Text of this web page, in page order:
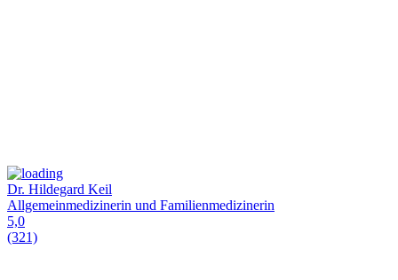
Dr. Hildegard Keil
Allgemeinmedizinerin und Familienmedizinerin
5,0
(321)